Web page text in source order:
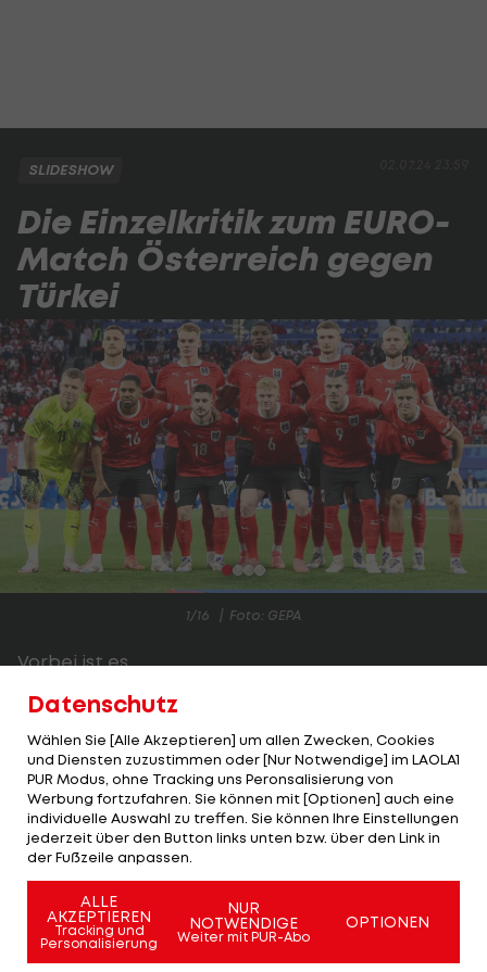
SLIDESHOW
Die Einzelkritik zum EURO-
Match Österreich gegen
Türkei
1/16 Foto: GEPA
Vorbei ist es.
Österreichs Traum vom Viertelfinale ist
ausgeträumt. Aufgrund einer extrem unglücklichen
1:2-Niederlage gegen die Türkei (Spielbericht>>>)
muss das ÖFB-Team erneut im Achtelfinale die
EURO-Segel streichen.
Auch gegen die Türken verkaufte sich das ÖFB-
Team großteils teuer. Speziell im zweiten
Durchgang dominierte Rot-Weiß-Rot die
Begegnung drückend.
Datenschutz
Wählen Sie [Alle Akzeptieren] um allen Zwecken, Cookies
und Diensten zuzustimmen oder [Nur Notwendige] im LAOLA1
PUR Modus, ohne Tracking uns Peronsalisierung von
Werbung fortzufahren. Sie können mit [Optionen] auch eine
individuelle Auswahl zu treffen. Sie können Ihre Einstellungen
jederzeit über den Button links unten bzw. über den Link in
der Fußzeile anpassen.
ALLE
AKZEPTIEREN
Tracking und
Personalisierung
NUR
NOTWENDIGE
Weiter mit PUR-Abo
OPTIONEN